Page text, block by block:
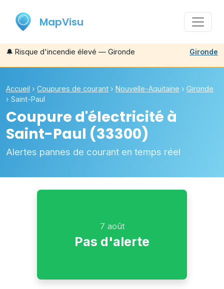
MapVisu
🔔 Risque d'incendie élevé — Gironde Gironde
Accueil › Coupures de courant › Nouvelle-Aquitaine › Gironde
› Saint-Paul
Coupure d'électricité à
Saint-Paul (33300)
Alertes pannes de courant en temps réel
7 août
Pas d'alerte